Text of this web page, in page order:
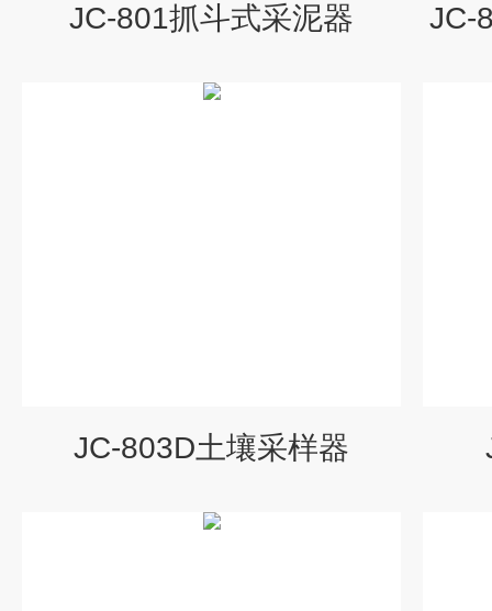
JC-801抓斗式采泥器 JC-
JC-803D土壤采样器